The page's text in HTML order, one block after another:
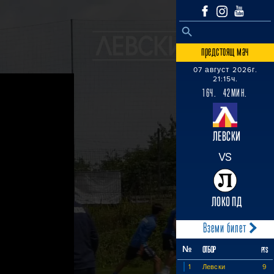
Search
SEARCH BUTTON
предстоящ мач
07 август 2026г.
21:15ч.
16Ч. 42МИН.
ЛЕВСКИ
VS
ЛОКО ПД
Вземи билет
№ ОТБОР PTS
1 Левски 9